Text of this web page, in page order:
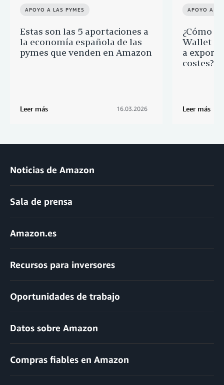
APOYO A LAS PYMES
Estas son las 5 aportaciones a
la economía española de las
pymes que venden en Amazon
Leer más 16.03.2026
APOYO A
¿Cómo
Wallet a
a
costes?
Leer más
Noticias de Amazon
Sala de prensa
Amazon.es
Recursos para inversores
Oportunidades de trabajo
Datos sobre Amazon
Compras fiables en Amazon